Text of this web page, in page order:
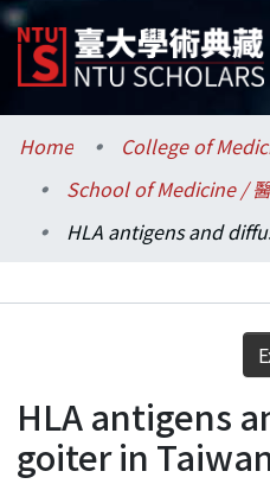
Communities &
Research Outputs
Statistics
Home
HLA antigens
goiter in